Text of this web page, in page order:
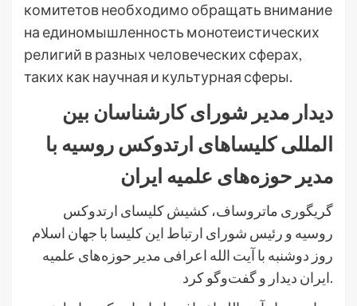
комитетов необходимо обращать внимание
на единомышленность монотеистических
религий в разных человеческих сферах,
таких как научная и культурная сферы.
دیدار مدیر شورای کارشناسان بین
المللی کلیساهای ارتدوکس روسیه با
مدیر حوزه‌های علمیه ایران
گریگوری ماتروساف، کشیش کلیسای ارتدوکس
روسیه و رئیس شورای ارتباط این کلیسا با جهان اسلام
روز دوشنبه با آیت الله اعرافی مدیر حوزه‌های علمیه
ایران دیدار و گفت‌وگو کرد.